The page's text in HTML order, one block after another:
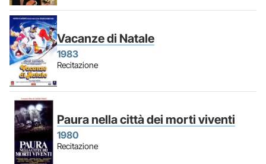
Vacanze di Natale
1983
Recitazione
Paura nella città dei morti viventi
1980
Recitazione